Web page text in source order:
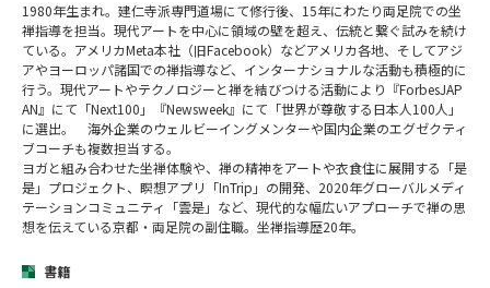
1980年生まれ。建仁寺派専門道場にて修行後、15年にわたり両足院での坐
禅指導を担当。現代アートを中心に領域の壁を超え、伝統と繋ぐ試みを続け
ている。アメリカMeta本社（旧Facebook）などアメリカ各地、そしてアジ
アやヨーロッパ諸国での禅指導など、インターナショナルな活動も積極的に
行う。現代アートやテクノロジーと禅を結びつける活動により『ForbesJAP
AN』にて「Next100」『Newsweek』にて「世界が尊敬する日本人100人」
に選出。 海外企業のウェルビーイングメンターや国内企業のエグゼクティ
ブコーチも複数担当する。
ヨガと組み合わせた坐禅体験や、禅の精神をアートや衣食住に展開する「是
是」プロジェクト、瞑想アプリ「InTrip」の開発、2020年グローバルメディ
テーションコミュニティ「雲是」など、現代的な幅広いアプローチで禅の思
想を伝えている京都・両足院の副住職。坐禅指導歴20年。
書籍